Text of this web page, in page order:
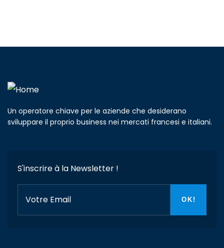
Un operatore chiave per le aziende che desiderano
sviluppare il proprio business nei mercati francesi e italiani.
S'inscrire à la Newsletter !